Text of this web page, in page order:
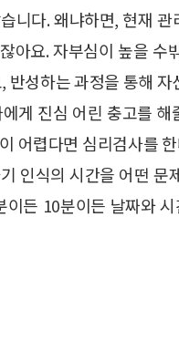
니다. 왜냐하면, 현재
아요. 자부심이 높을 수
성하는 과정을 통해
게 진심 어린 충고를
어렵다면 심리검사를
인식의 시간을 어떤 문
든 10분이든 날짜와